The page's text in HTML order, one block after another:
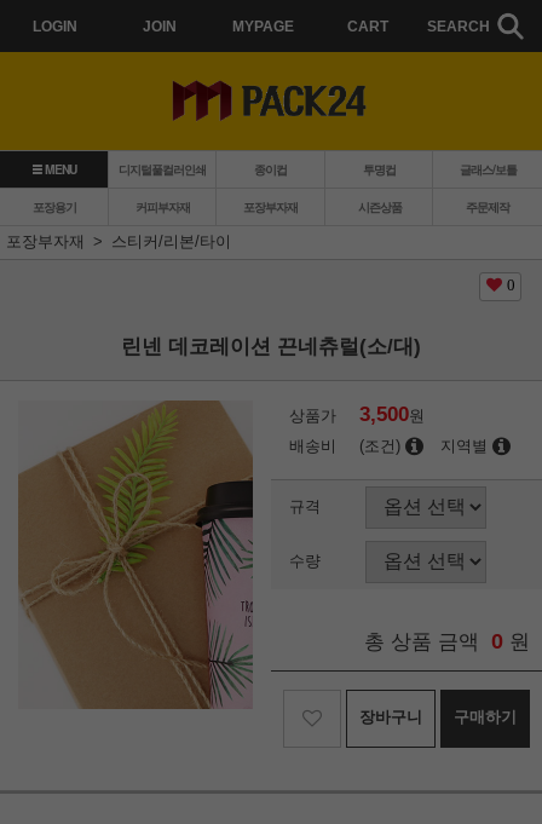
LOGIN JOIN MYPAGE CART SEARCH
MENU 디지털풀컬러인쇄 종이컵 투명컵 글래스/보틀
포장용기 커피부자재 포장부자재 시즌상품
주문제작
포장부자재
스티커/리본/타이
0
린넨 데코레이션 끈네츄럴(소/대)
상품가 3,500원
배송비
(조건) 지역별
규격
수량
총 상품 금액 0 원
장바구니 구매하기